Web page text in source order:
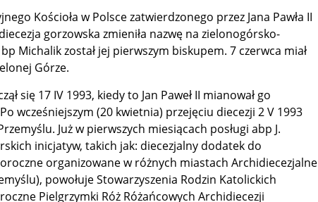
Kościoła w Polsce zatwierdzonego przez Jana Pawła II
gorzowska zmieniła nazwę na zielonogórsko-
Michalik został jej pierwszym biskupem. 7 czerwca miał
Górze.
się 17 IV 1993, kiedy to Jan Paweł II mianował go
wcześniejszym (20 kwietnia) przejęciu diecezji 2 V 1993
Już w pierwszych miesiącach posługi abp J.
inicjatyw, takich jak: diecezjalny dodatek do
organizowane w różnych miastach Archidiecezjalne
powołuje Stowarzyszenia Rodzin Katolickich
Pielgrzymki Róż Różańcowych Archidiecezji